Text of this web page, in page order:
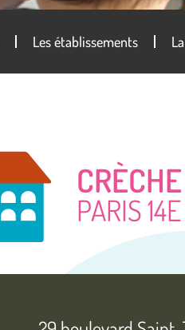
Les établissements
PARIS 14E